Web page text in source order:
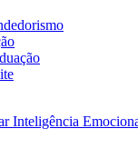
Inteligência